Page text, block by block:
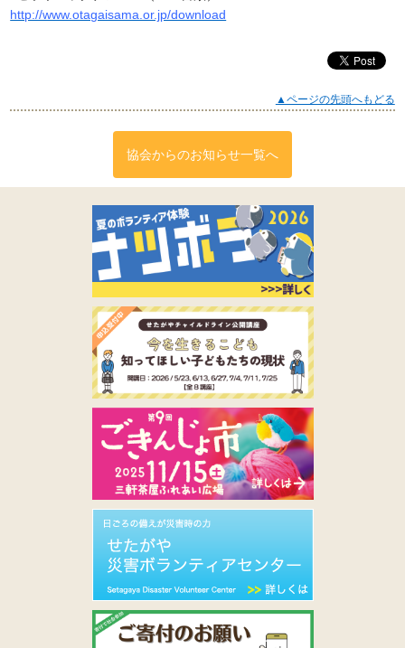
http://www.otagaisama.or.jp/download
▲ページの先頭へもどる
協会からのお知らせ一覧へ